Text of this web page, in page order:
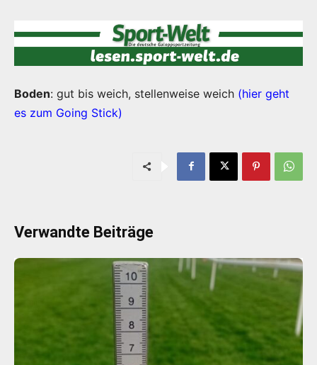
Boden: gut bis weich, stellenweise weich (hier geht
es zum Going Stick)
Verwandte Beiträge